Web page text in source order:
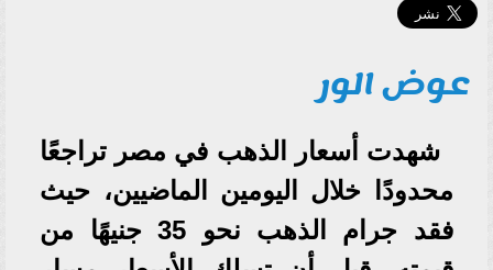
عوض الور
شهدت أسعار الذهب في مصر تراجعًا
محدودًا خلال اليومين الماضيين، حيث
فقد جرام الذهب نحو 35 جنيهًا من